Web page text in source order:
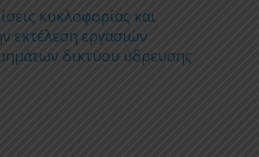
κυκλοφορίας και
εκτέλεση εργασιών
δικτύου ύδρευσης